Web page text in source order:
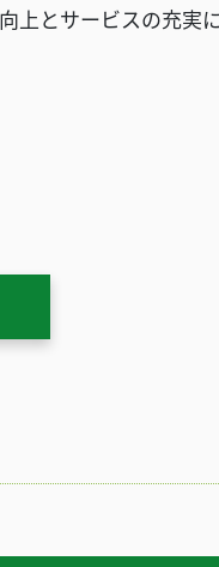
とサービスの充実に